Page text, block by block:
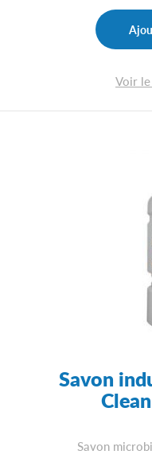
Voir
Savon
Savon